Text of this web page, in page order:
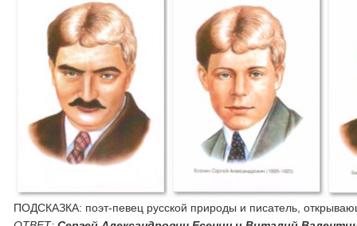
ПОДСКАЗКА: поэт-певец русской природы и писатель,